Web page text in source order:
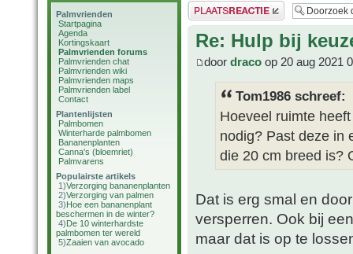
Palmvrienden
Startpagina
Agenda
Kortingskaart
Palmvrienden forums
Palmvrienden chat
Palmvrienden wiki
Palmvrienden maps
Palmvrienden label
Contact
Plantenlijsten
Palmbomen
Winterharde palmbomen
Bananenplanten
Canna's (bloemriet)
Palmvarens
Populairste artikels
1)Verzorging bananenplanten
2)Verzorging van palmen
3)Hoe een bananenplant
beschermen in de winter?
4)De 10 winterhardste
palmbomen ter wereld
5)Zaaien van avocado
Plaats een reactie
Re: Hulp bij
door draco op 20 aug 2021
Tom1986 schreef:
Hoeveel ruimte
nodig? Past deze in
die 20 cm breed is?
Dat is erg smal en
versperren. Ook bij
maar dat is op te